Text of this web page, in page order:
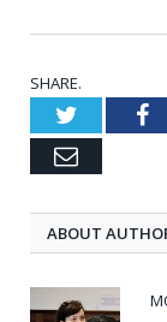
SHARE.
Twitter
Email
ABOUT